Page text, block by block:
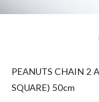
PEANUTS CHAIN 2
SQUARE) 50cm